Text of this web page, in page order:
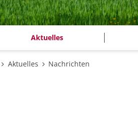
Aktuelles
Aktuelles Nachrichten